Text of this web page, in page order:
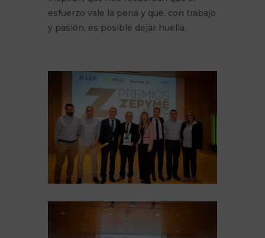
esfuerzo vale la pena y que, con trabajo
y pasión, es posible dejar huella.